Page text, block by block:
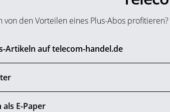
von den Vorteilen eines Plus-Abos
Artikeln auf telecom-handel.de
E-Paper